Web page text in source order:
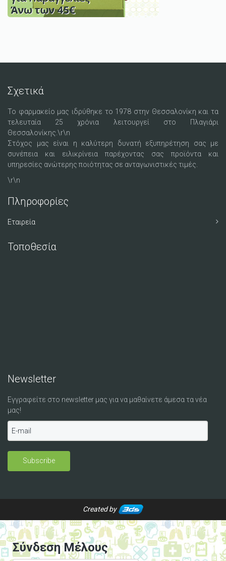
Σχετικά
Το φαρμακείο μας ιδρύθηκε το 1978 στην Θεσσαλονίκη και τα
τελευταία 25 χρόνια λειτουργεί στο Πλαγιάρι
Θεσσαλονίκης.\r\n
Στόχος μας είναι η καλύτερη δυνατή εξυπηρέτηση σας με
συνέπεια και ειλικρίνεια παρέχοντας σας προϊόντα και
υπηρεσίες ανώτερης ποιότητας σε ανταγωνιστικές τιμές.
\r\n
Πληροφορίες
Εταιρεία
Τοποθεσία
Newsletter
Εγγραφείτε στο newsletter μας για να μαθαίνετε άμεσα τα νέα
μας!
Created by
Σύνδεση Μέλους